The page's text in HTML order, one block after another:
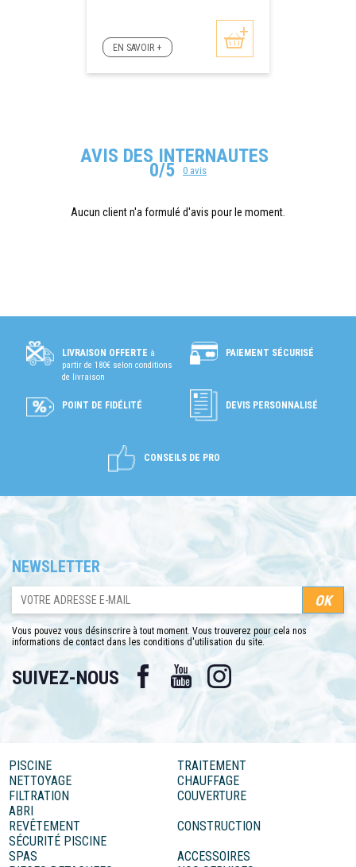
EN SAVOIR +
AVIS DES INTERNAUTES
0/5 0 avis
Aucun client n'a formulé d'avis pour le moment.
LIVRAISON OFFERTE à
partir de 180€ selon conditions
de livraison
PAIEMENT SÉCURISÉ
POINT DE FIDÉLITÉ DEVIS PERSONNALISÉ
CONSEILS DE PRO
NEWSLETTER
Vous pouvez vous désinscrire à tout moment. Vous trouverez pour cela nos
informations de contact dans les conditions d'utilisation du site.
SUIVEZ-NOUS Facebook YouTube Instagram
PISCINE
TRAITEMENT
NETTOYAGE
CHAUFFAGE
FILTRATION
COUVERTURE
ABRI
REVÊTEMENT
CONSTRUCTION
SÉCURITÉ PISCINE
SPAS
ACCESSOIRES